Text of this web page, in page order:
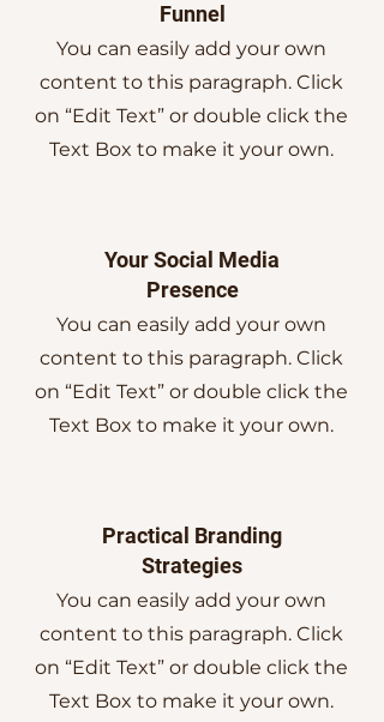
Funnel
You can easily add your own
content to this paragraph. Click
on “Edit Text” or double click the
Text Box to make it your own.
Your Social Media
Presence
You can easily add your own
content to this paragraph. Click
on “Edit Text” or double click the
Text Box to make it your own.
Practical Branding
Strategies
You can easily add your own
content to this paragraph. Click
on “Edit Text” or double click the
Text Box to make it your own.